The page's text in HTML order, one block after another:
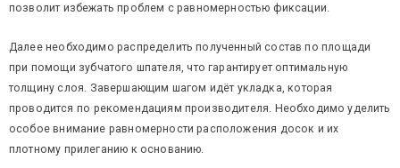
позволит избежать проблем с равномерностью фиксации.
Далее необходимо распределить полученный состав по площади
при помощи зубчатого шпателя, что гарантирует оптимальную
толщину слоя. Завершающим шагом идёт укладка, которая
проводится по рекомендациям производителя. Необходимо уделить
особое внимание равномерности расположения досок и их
плотному прилеганию к основанию.